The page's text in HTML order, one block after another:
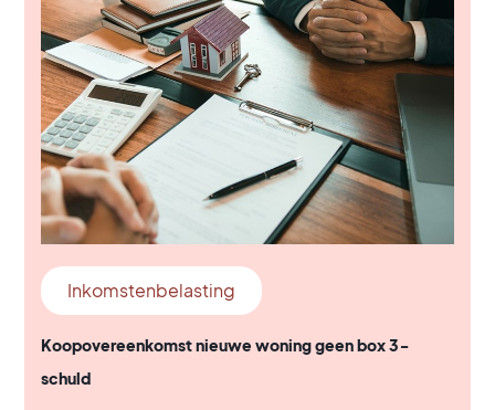
Inkomstenbelasting
Koopovereenkomst nieuwe woning geen box 3-
schuld